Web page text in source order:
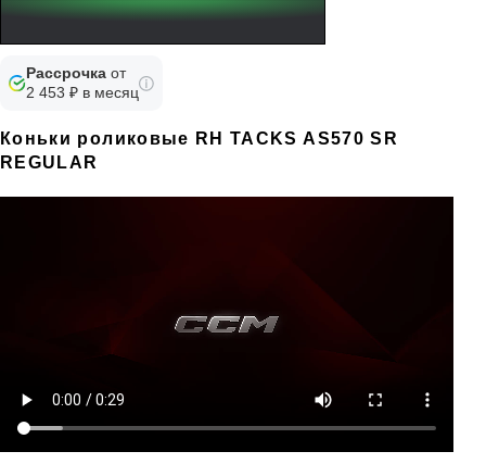
Рассрочка от
2 453 ₽ в месяц
Коньки роликовые RH TACKS AS570 SR
REGULAR